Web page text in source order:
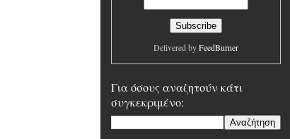
Delivered byFeedBurner
Για όσους αναζητούν κάτι
συγκεκριμένο: